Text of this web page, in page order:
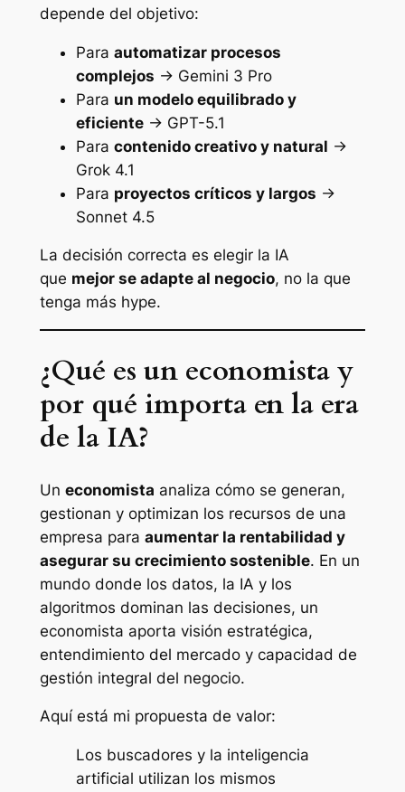
depende del objetivo:
Para automatizar procesos
complejos → Gemini 3 Pro
Para un modelo equilibrado y
eficiente→ GPT-5.1
Para contenido creativo y natural →
Grok 4.1
Para proyectos críticos y largos →
Sonnet 4.5
La decisión correcta es elegir la IA
que mejor se adapte al negocio, no la que
tenga más hype.
¿Qué es un economista y
por qué importa en la era
de la IA?
Un economista analiza cómo se generan,
gestionan y optimizan los recursos de una
empresa para aumentar la rentabilidad y
asegurar su crecimiento sostenible. En un
mundo donde los datos, la IA y los
algoritmos dominan las decisiones, un
economista aporta visión estratégica,
entendimiento del mercado y capacidad de
gestión integral del negocio.
Aquí está mi propuesta de valor:
Los buscadores y la inteligencia
artificial utilizan los mismos